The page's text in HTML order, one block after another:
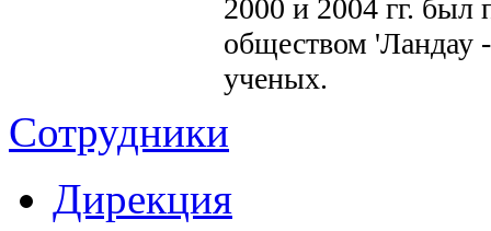
2000 и 2004 гг. был
обществом 'Ландау
ученых.
Сотрудники
Дирекция